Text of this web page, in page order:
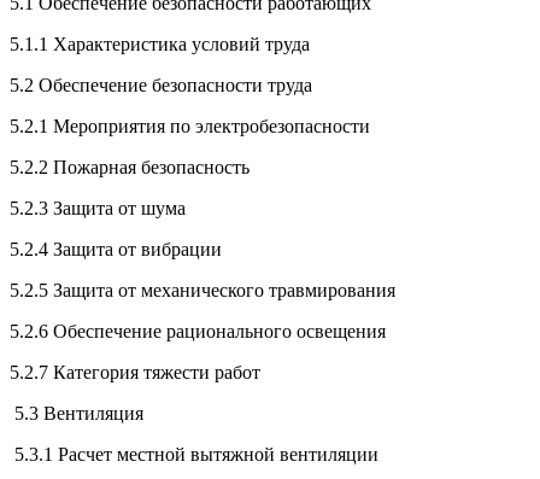
5.1.1 Характеристика условий труда
5.2 Обеспечение безопасности труда
5.2.1 Мероприятия по электробезопасности
5.2.2 Пожарная безопасность
5.2.3 Защита от шума
5.2.4 Защита от вибрации
5.2.5 Защита от механического травмирования
5.2.6 Обеспечение рационального освещения
5.2.7 Категория тяжести работ
5.3 Вентиляция
5.3.1 Расчет местной вытяжной вентиляции